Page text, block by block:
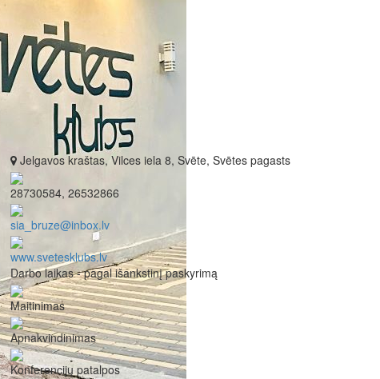
Jelgavos kraštas, Vilces iela 8, Svēte, Svētes pagasts
28730584, 26532866
sia_bruze@inbox.lv
www.svetesklubs.lv
Darbo laikas - pagal išankstinį paskyrimą
Maitinimas
Apnakvindinimas
Konferencijų patalpos